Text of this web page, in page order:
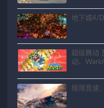
地下城4/
超级舞动
动、
极限竞速